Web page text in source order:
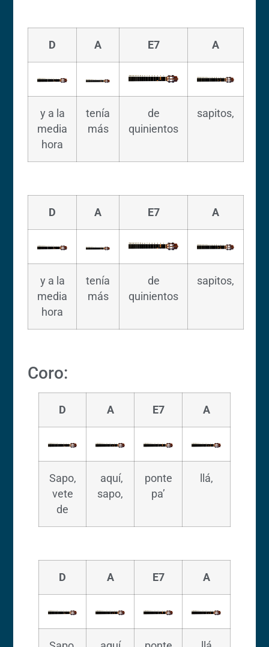
D A E7 A
y a la
media
hora
tenía
más
de
quinientos
sapitos,
D A E7 A
y a la
media
hora
tenía
más
de
quinientos
sapitos,
Coro:
D A E7 A
Sapo,
vete
de
aquí,
sapo,
ponte
pa’
llá,
D A E7 A